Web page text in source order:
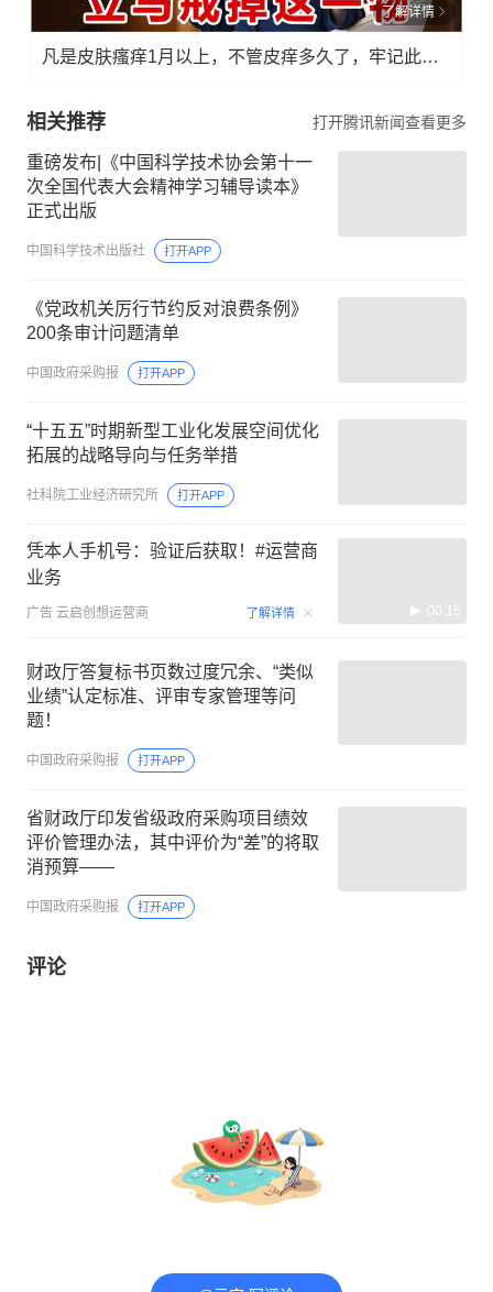
了解详情
凡是皮肤瘙痒1月以上，不管皮痒多久了，牢记此法，快！准！狠！
相关推荐 打开腾讯新闻查看更多
重磅发布|《中国科学技术协会第十一
次全国代表大会精神学习辅导读本》
正式出版
中国科学技术出版社 打开APP
《党政机关厉行节约反对浪费条例》
200条审计问题清单
中国政府采购报 打开APP
“十五五”时期新型工业化发展空间优化
拓展的战略导向与任务举措
社科院工业经济研究所 打开APP
凭本人手机号：验证后获取！#运营商
业务
广告 云启创想运营商 了解详情 00:15
财政厅答复标书页数过度冗余、“类似
业绩”认定标准、评审专家管理等问
题！
中国政府采购报 打开APP
省财政厅印发省级政府采购项目绩效
评价管理办法，其中评价为“差”的将取
消预算——
中国政府采购报 打开APP
评论